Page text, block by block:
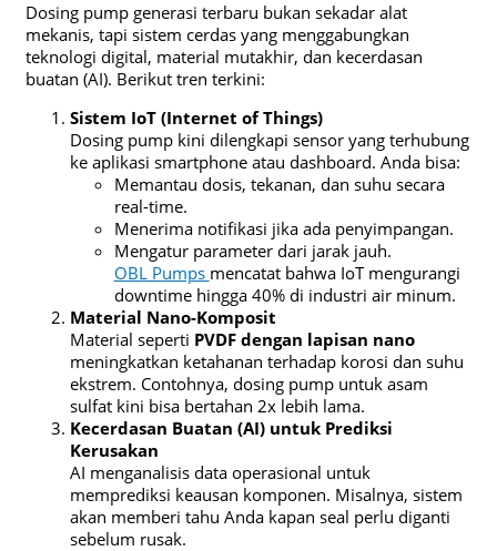
Dosing pump generasi terbaru bukan sekadar alat
mekanis, tapi sistem cerdas yang menggabungkan
teknologi digital, material mutakhir, dan kecerdasan
buatan (AI). Berikut tren terkini:
Sistem IoT (Internet of Things)
Dosing pump kini dilengkapi sensor yang terhubung
ke aplikasi smartphone atau dashboard. Anda bisa:
Memantau dosis, tekanan, dan suhu secara
real-time.
Menerima notifikasi jika ada penyimpangan.
Mengatur parameter dari jarak jauh.
OBL Pumps mencatat bahwa IoT mengurangi
downtime hingga 40% di industri air minum.
Material Nano-Komposit
Material seperti PVDF dengan lapisan nano
meningkatkan ketahanan terhadap korosi dan suhu
ekstrem. Contohnya, dosing pump untuk asam
sulfat kini bisa bertahan 2x lebih lama.
Kecerdasan Buatan (AI) untuk Prediksi
Kerusakan
AI menganalisis data operasional untuk
memprediksi keausan komponen. Misalnya, sistem
akan memberi tahu Anda kapan seal perlu diganti
sebelum rusak.